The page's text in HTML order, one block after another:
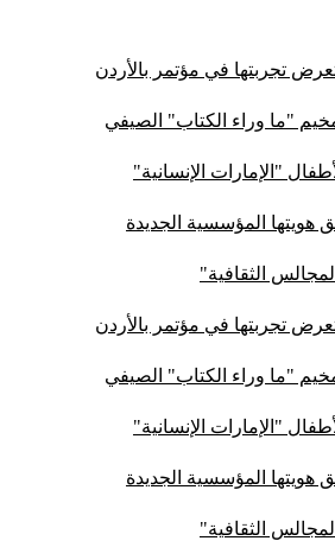
تجربتها في مؤتمر بالأردن
"ما وراء الكتاب" الصيفي
هويتها المؤسسية الجديدة
الثقافية"
تجربتها في مؤتمر بالأردن
"ما وراء الكتاب" الصيفي
هويتها المؤسسية الجديدة
الثقافية"